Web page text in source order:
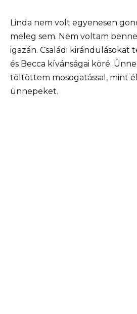
Linda nem volt egyenesen
meleg sem. Nem voltam
igazán. Családi kirándulásokat
és Becca kívánságai köré.
töltöttem mosogatással, mint
ünnepeket.